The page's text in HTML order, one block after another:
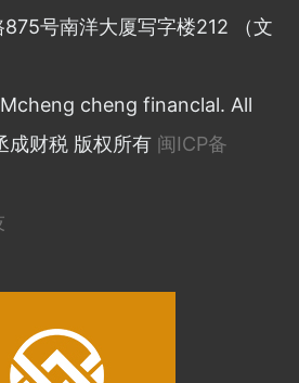
号南洋大厦写字楼212 （文
cheng financlal. All
成财税 版权所有 闽ICP备